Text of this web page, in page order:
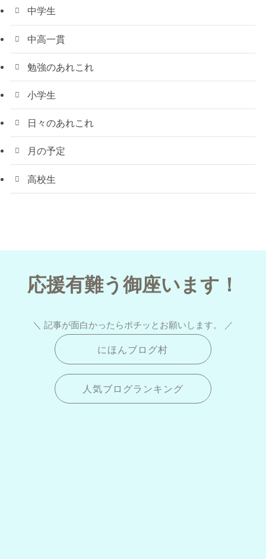
中学生
中高一貫
勉強のあれこれ
小学生
日々のあれこれ
月の予定
高校生
応援有難う御座います！
＼ 記事が面白かったらポチッとお願いします。 ／
にほんブログ村
人気ブログランキング